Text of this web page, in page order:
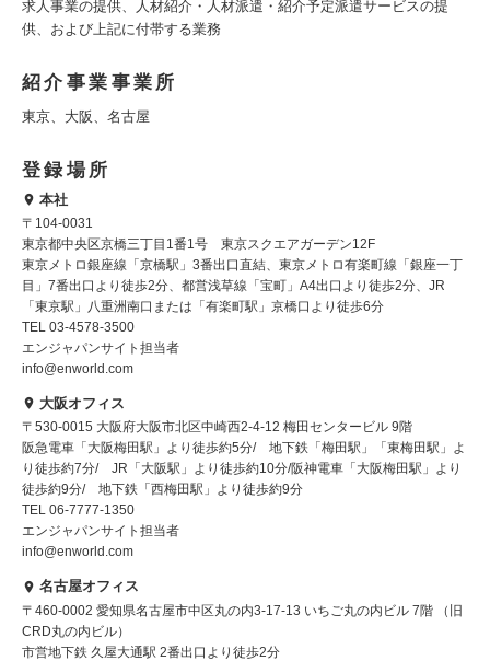
求人事業の提供、人材紹介・人材派遣・紹介予定派遣サービスの提
供、および上記に付帯する業務
紹介事業事業所
東京、大阪、名古屋
登録場所
本社
〒104-0031
東京都中央区京橋三丁目1番1号 東京スクエアガーデン12F
東京メトロ銀座線「京橋駅」3番出口直結、東京メトロ有楽町線「銀座一丁
目」7番出口より徒歩2分、都営浅草線「宝町」A4出口より徒歩2分、JR
「東京駅」八重洲南口または「有楽町駅」京橋口より徒歩6分
TEL 03-4578-3500
エンジャパンサイト担当者
info@enworld.com
大阪オフィス
〒530-0015 大阪府大阪市北区中崎西2-4-12 梅田センタービル 9階
阪急電車「大阪梅田駅」より徒歩約5分/ 地下鉄「梅田駅」「東梅田駅」よ
り徒歩約7分/ JR「大阪駅」より徒歩約10分/阪神電車「大阪梅田駅」より
徒歩約9分/ 地下鉄「西梅田駅」より徒歩約9分
TEL 06-7777-1350
エンジャパンサイト担当者
info@enworld.com
名古屋オフィス
〒460-0002 愛知県名古屋市中区丸の内3-17-13 いちご丸の内ビル 7階 （旧
CRD丸の内ビル）
市営地下鉄 久屋大通駅 2番出口より徒歩2分